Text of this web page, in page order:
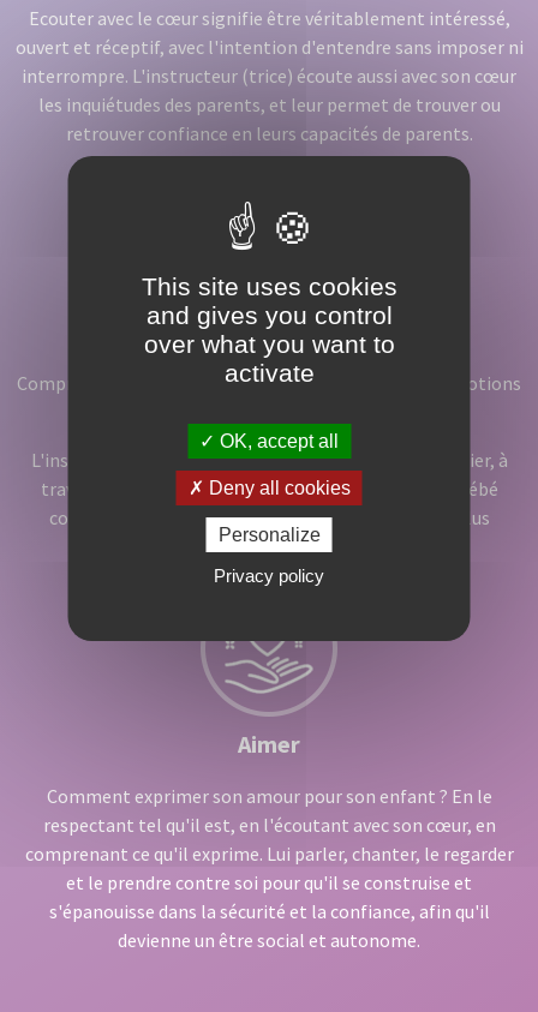
Ecouter avec le cœur signifie être véritablement intéressé,
ouvert et réceptif, avec l'intention d'entendre sans imposer ni
interrompre. L'instructeur (trice) écoute aussi avec son cœur
les inquiétudes des parents, et leur permet de trouver ou
retrouver confiance en leurs capacités de parents.
Comprendre
Comprendre que chaque enfant vit avec ses propres émotions
L'instructeur (trice) accompagne les parents à identifier, à
travers une observation fine, tous les signes que le bébé
communique. Les parents peuvent ainsi répondre plus
justement à ses besoins essentiels.
Aimer
Comment exprimer son amour pour son enfant ? En le
respectant tel qu'il est, en l'écoutant avec son cœur, en
comprenant ce qu'il exprime. Lui parler, chanter, le regarder
et le prendre contre soi pour qu'il se construise et
s'épanouisse dans la sécurité et la confiance, afin qu'il
devienne un être social et autonome.
This site uses cookies
and gives you control
over what you want to
activate
OK, accept all
Deny all cookies
Personalize
Privacy policy